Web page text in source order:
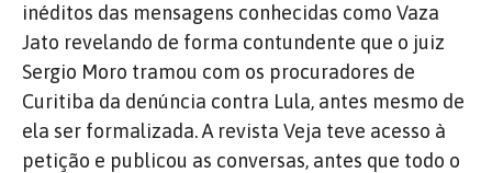
inéditos das mensagens conhecidas como Vaza
Jato revelando de forma contundente que o juiz
Sergio Moro tramou com os procuradores de
Curitiba da denúncia contra Lula, antes mesmo de
ela ser formalizada. A revista Veja teve acesso à
petição e publicou as conversas, antes que todo o